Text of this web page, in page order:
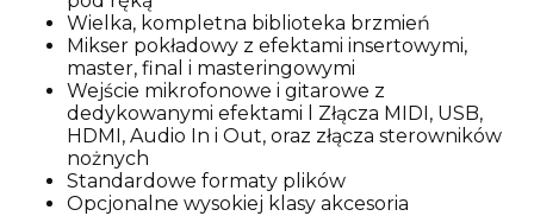
Wielka, kompletna biblioteka brzmień
Mikser pokładowy z efektami insertowymi,
master, final i masteringowymi
Wejście mikrofonowe i gitarowe z
dedykowanymi efektami l Złącza MIDI, USB,
HDMI, Audio In i Out, oraz złącza sterowników
nożnych
Standardowe formaty plików
Opcjonalne wysokiej klasy akcesoria